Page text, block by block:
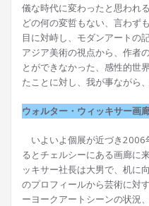
儀な時代に変わったと思われ
どの何の変哲もない、言わず
目に対峙し、モダンアートの
アジア美術の視点から、作者
とができなかった、感性的世
たことに対し、我が事ながら
ウォルター・ウィッキサー
いよいよ個展が近づき2006
るとチェルシーにある画廊に
ッキサー社長は大男で、机に
のプロフィールから芸術に対
ーヨークアートシーンの状況